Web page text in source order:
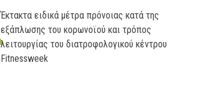
Έκτακτα ειδικά μέτρα πρόνοιας κατά της
εξάπλωσης του κορωνοϊού και τρόπος
λειτουργίας του διατροφολογικού κέντρου
Fitnessweek